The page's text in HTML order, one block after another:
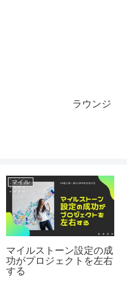
ラウンジ
クレジットカード
Paypayが便利すぎてや
ばい！メリットとクレジ
ットカード支払いをする